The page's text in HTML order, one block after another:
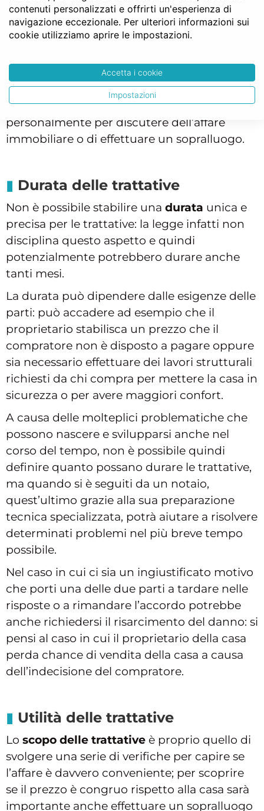
dell’accordo si sviluppi sulla parola prestata.
Ogni operazione può avere i suoi tempi e le
possono incidere: si pensi al caso in cui colui
che intenda comprare casa viva all’estero e
non abbia la possibilità di incontrarsi
personalmente per discutere dell’affare
immobiliare o di effettuare un sopralluogo.
Durata delle trattative
Non è possibile stabilire una durata unica e
precisa per le trattative: la legge infatti non
disciplina questo aspetto e quindi
potenzialmente potrebbero durare anche
tanti mesi.
La durata può dipendere dalle esigenze delle
parti: può accadere ad esempio che il
proprietario stabilisca un prezzo che il
compratore non è disposto a pagare oppure
sia necessario effettuare dei lavori strutturali
richiesti da chi compra per mettere la casa in
sicurezza o per avere maggiori confort.
A causa delle molteplici problematiche che
possono nascere e svilupparsi anche nel
corso del tempo, non è possibile quindi
definire quanto possano durare le trattative,
ma quando si è seguiti da un notaio,
quest’ultimo grazie alla sua preparazione
tecnica specializzata, potrà aiutare a risolvere
determinati problemi nel più breve tempo
possibile.
Nel caso in cui ci sia un ingiustificato motivo
che porti una delle due parti a tardare nelle
risposte o a rimandare l’accordo potrebbe
anche richiedersi il risarcimento del danno: si
pensi al caso in cui il proprietario della casa
perda chance di vendita della casa a causa
dell’indecisione del compratore.
Utilità delle trattative
Lo scopo delle trattative è proprio quello di
svolgere una serie di verifiche per capire se
l’affare è davvero conveniente; per scoprire
se il prezzo è congruo rispetto alla casa sarà
importante anche effettuare un sopralluogo
contenuti personalizzati e offrirti un'esperienza di
navigazione eccezionale. Per ulteriori informazioni sui
cookie utilizziamo aprire le impostazioni.
Accetta i cookie
Impostazioni